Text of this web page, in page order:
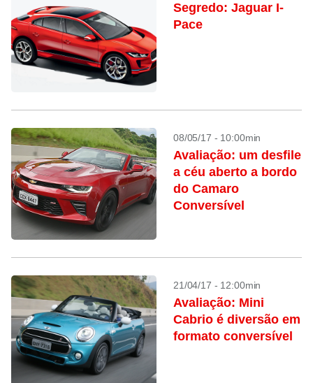
Segredo: Jaguar I-
Pace
08/05/17 - 10:00min
Avaliação: um desfile
a céu aberto a bordo
do Camaro
Conversível
21/04/17 - 12:00min
Avaliação: Mini
Cabrio é diversão em
formato conversível